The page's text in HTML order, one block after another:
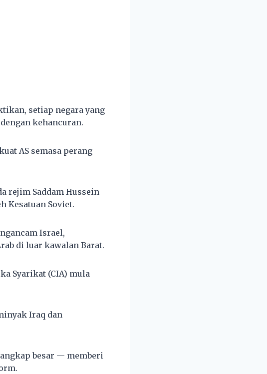
setiap negara yang
kehancuran.
AS semasa perang
rejim Saddam Hussein
Kesatuan Soviet.
Israel,
di luar kawalan Barat.
Syarikat (CIA) mula
Iraq dan
besar — memberi